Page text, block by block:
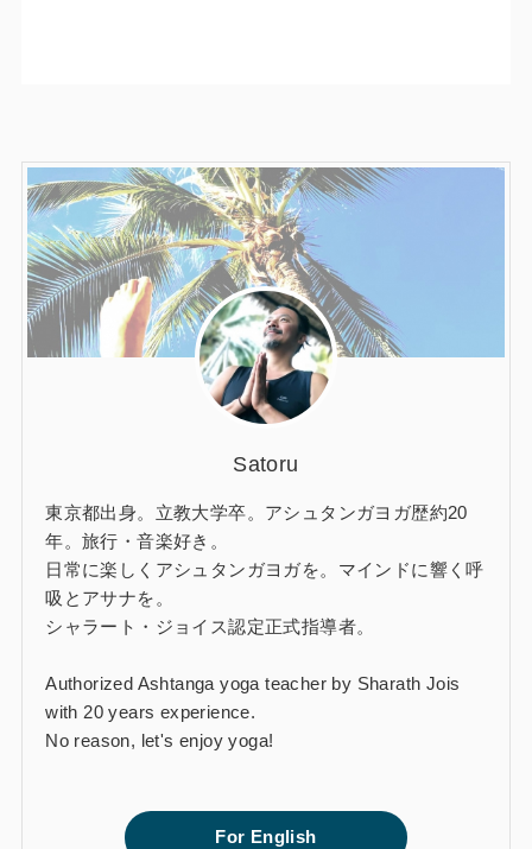
Satoru
東京都出身。立教大学卒。アシュタンガヨガ歴約20
年。旅行・音楽好き。
日常に楽しくアシュタンガヨガを。マインドに響く呼
吸とアサナを。
シャラート・ジョイス認定正式指導者。
Authorized Ashtanga yoga teacher by Sharath Jois
with 20 years experience.
No reason, let's enjoy yoga!
For English